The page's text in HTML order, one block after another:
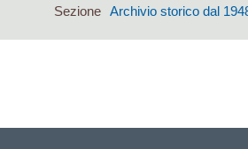
Sezione Archivio storico dal